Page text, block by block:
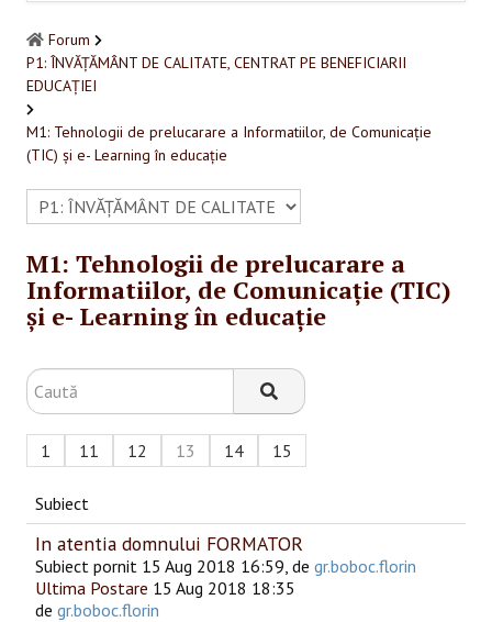
FORUM
CAMPANIE ONLINE
CONTACT
Forum
P1: ÎNVĂȚĂMÂNT DE CALITATE, CENTRAT PE BENEFICIARII
EDUCAȚIEI
M1: Tehnologii de prelucarare a Informatiilor, de Comunicație
(TIC) și e- Learning în educație
M1: Tehnologii de prelucarare a
Informatiilor, de Comunicație (TIC)
și e- Learning în educație
1 11 12 13 14 15
Subiect
In atentia domnului FORMATOR
Subiect pornit 15 Aug 2018 16:59, de gr.boboc.florin
Ultima Postare 15 Aug 2018 18:35
de gr.boboc.florin